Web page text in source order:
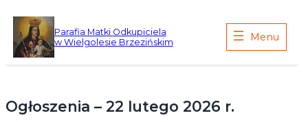
treści
Parafia Matki Odkupiciela
w Wielgolesie Brzezińskim
Ogłoszenia – 22 lutego 2026 r.